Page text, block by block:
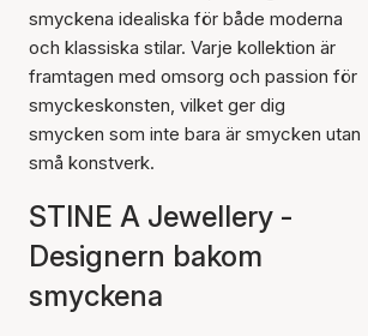
smyckena idealiska för både moderna
och klassiska stilar. Varje kollektion är
framtagen med omsorg och passion för
smyckeskonsten, vilket ger dig
smycken som inte bara är smycken utan
små konstverk.
STINE A Jewellery -
Designern bakom
smyckena